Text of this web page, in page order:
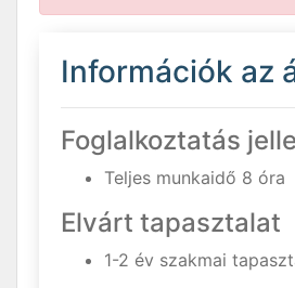
Információk az
Foglalkoztatás
Teljes munkaidő 8 óra
Elvárt tapasztalat
1-2 év szakmai